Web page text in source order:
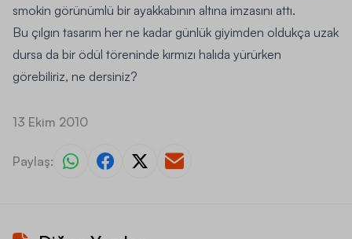
smokin görünümlü bir ayakkabının altına imzasını attı.
Bu çılgın tasarım her ne kadar günlük giyimden oldukça uzak
dursa da bir ödül töreninde kırmızı halıda yürürken
görebiliriz, ne dersiniz?
13 Ekim 2010
Paylaş: